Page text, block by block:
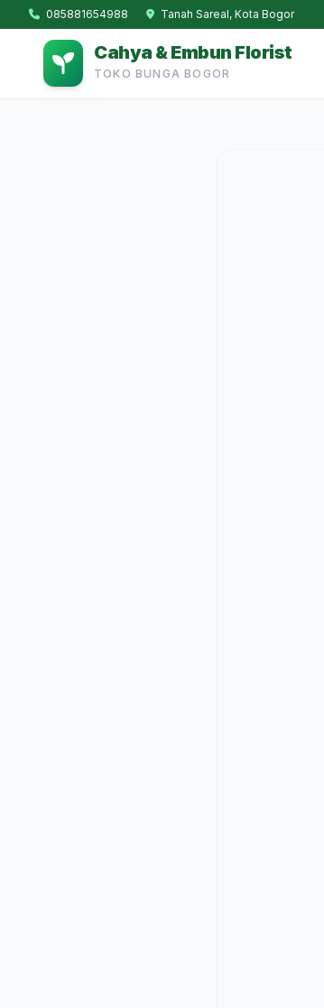
085881654988 Tanah Sareal, Kota Bogor
Cahya & Embun Florist
TOKO BUNGA BOGOR